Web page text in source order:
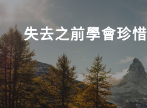
content
失去之前學會珍惜